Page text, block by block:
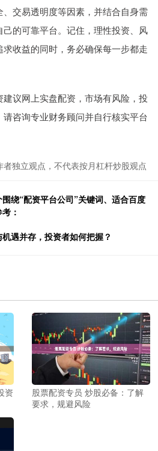
交易透明度等因素，并结合自身需
的可靠平台。记住，理性投资、风
收益的同时，务必确保每一步都走
建议网上实盘配资，市场有风险，投
咨询专业财务顾问并自行核实平台
者独立观点，不代表按月杠杆炒股观点
绕“配资平台公司”关键词、适合百度
：
遇并存，投资者如何把握？
资
股票配资专员 炒股必备：了解
要求，规避风险